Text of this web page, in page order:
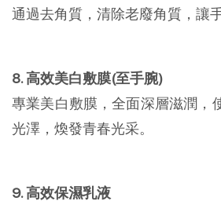
通過去角質，清除老廢角質，讓
8. 高效美白敷膜(至手腕)
專業美白敷膜，全面深層滋潤，
光澤，煥發青春光采。
9. 高效保濕乳液